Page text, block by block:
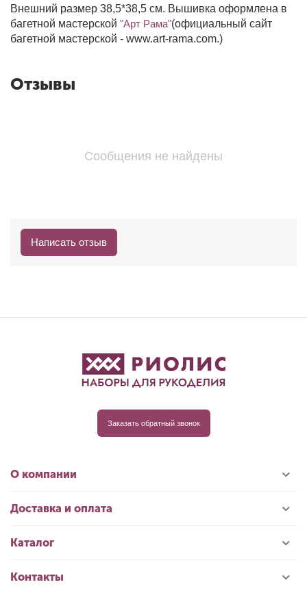
Внешний размер 38,5*38,5 см. Вышивка оформлена в
багетной мастерской "Арт Рама"(официальный сайт
багетной мастерской - www.art-rama.com.)
Отзывы
Сообщения не найдены
Написать отзыв
Заказать обратный звонок
О компании
Доставка и оплата
Каталог
Контакты